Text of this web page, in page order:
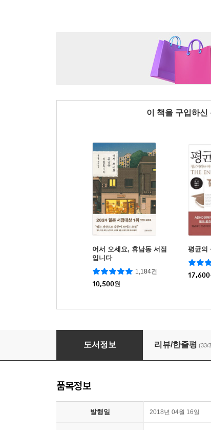
이 책을 구입하신
어서 오세요, 휴남동 서점
입니다
1,184건
10,500원
평균의
17,600
그 쇳물 쓰지 마라
도서정보 리뷰/한줄평 (33/
품목정보
발행일 2018년 04월 16일